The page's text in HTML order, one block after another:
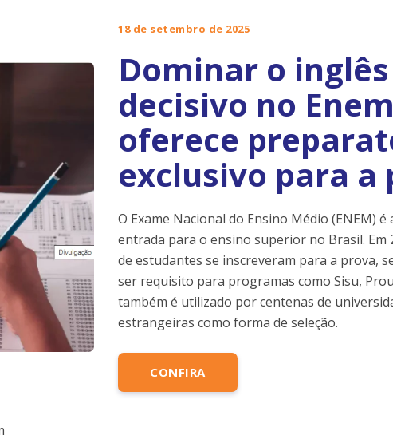
18 de setembro de 2025
Dominar o
decisivo no
oferece
exclusivo para a
O Exame Nacional do Ensino Médio (ENEM)
entrada para o ensino superior no Brasil. Em
de estudantes se inscreveram para a prova,
ser requisito para programas como Sisu,
também é utilizado por centenas de
estrangeiras como forma de seleção.
CONFIRA